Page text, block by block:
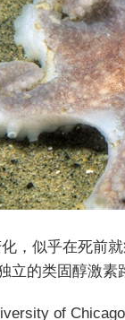
，似乎在死前
立的类固醇激素
of